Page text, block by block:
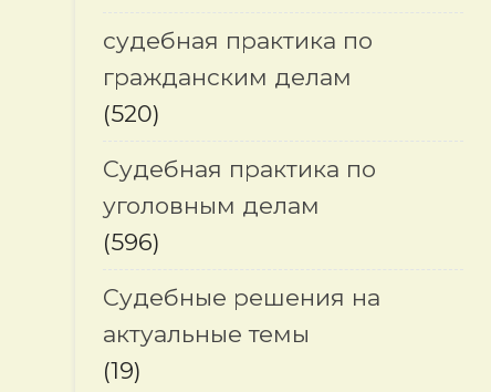
судебная практика по
гражданским делам
(520)
Судебная практика по
уголовным делам
(596)
Судебные решения на
актуальные темы
(19)